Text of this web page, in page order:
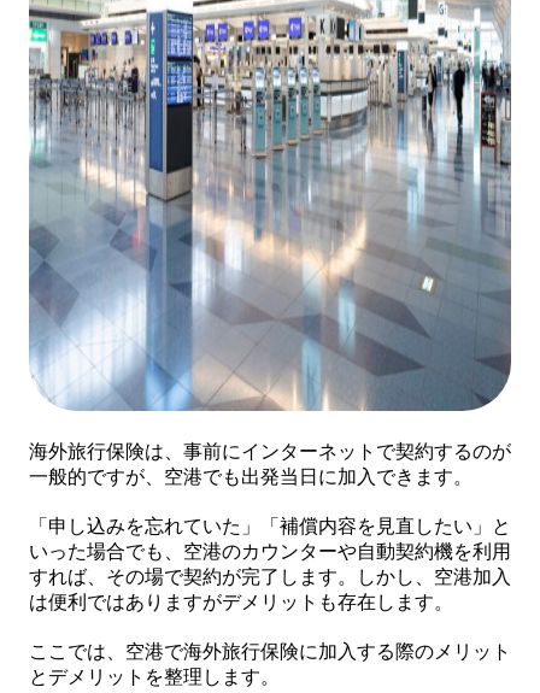
海外旅行保険は、事前にインターネットで契約するのが
一般的ですが、空港でも出発当日に加入できます。
「申し込みを忘れていた」「補償内容を見直したい」と
いった場合でも、空港のカウンターや自動契約機を利用
すれば、その場で契約が完了します。しかし、空港加入
は便利ではありますがデメリットも存在します。
ここでは、空港で海外旅行保険に加入する際のメリット
とデメリットを整理します。